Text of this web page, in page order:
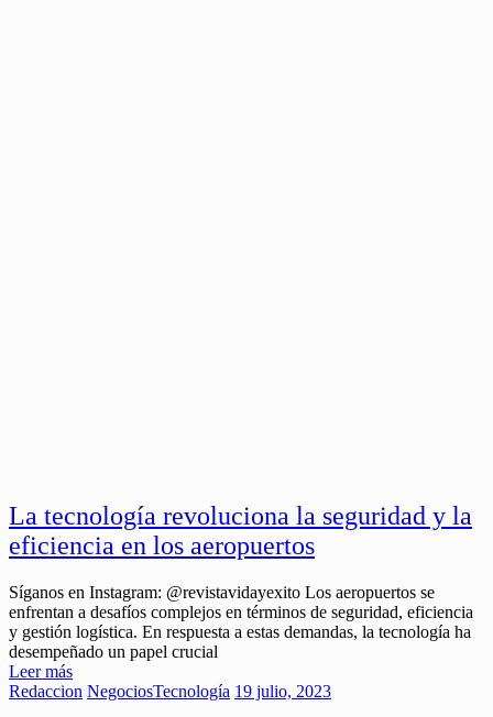
La tecnología revoluciona la seguridad y la
eficiencia en los aeropuertos
Síganos en Instagram: @revistavidayexito Los aeropuertos se
enfrentan a desafíos complejos en términos de seguridad, eficiencia
y gestión logística. En respuesta a estas demandas, la tecnología ha
desempeñado un papel crucial
Leer más
Redaccion NegociosTecnología 19 julio, 2023